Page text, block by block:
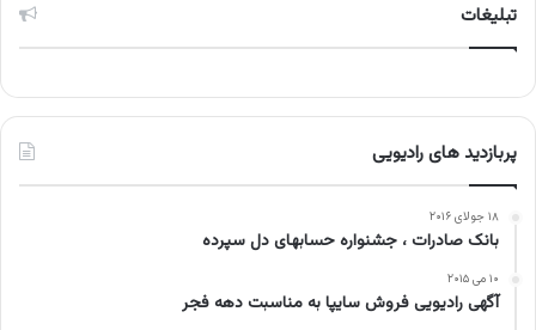
تبلیغات
پربازدید های رادیویی
۱۸ جولای ۲۰۱۶
بانک صادرات ، جشنواره حسابهای دل سپرده
۱۰ می ۲۰۱۵
آگهی رادیویی فروش سایپا به مناسبت دهه فجر